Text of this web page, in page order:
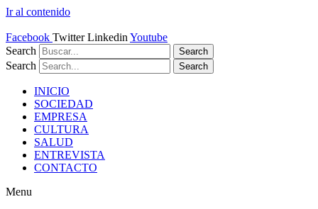
Ir al contenido
Facebook Twitter Linkedin Youtube
Search
Search
Search Search
INICIO
SOCIEDAD
EMPRESA
CULTURA
SALUD
ENTREVISTA
CONTACTO
Menu